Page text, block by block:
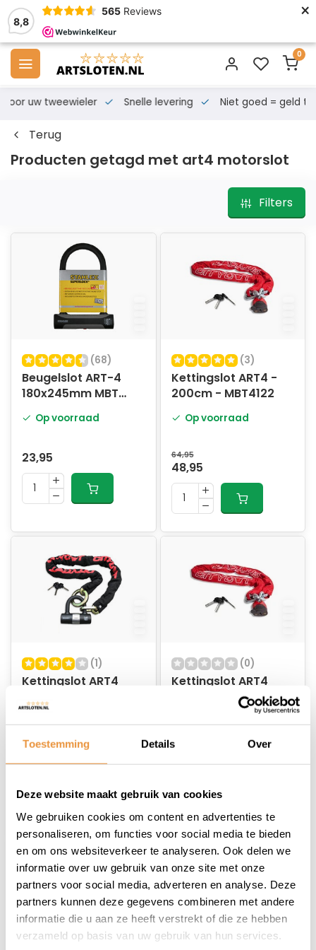
Toestemming Details Over
Deze website maakt gebruik van cookies
We gebruiken cookies om content en advertenties te
personaliseren, om functies voor social media te bieden
en om ons websiteverkeer te analyseren. Ook delen we
informatie over uw gebruik van onze site met onze
partners voor social media, adverteren en analyse. Deze
partners kunnen deze gegevens combineren met andere
informatie die u aan ze heeft verstrekt of die ze hebben
verzameld op basis van uw gebruik van hun services.
8,8
565 Reviews ×
0
voor uw tweewieler Snelle levering Niet goed = geld
Terug
Producten getagd met art4 motorslot
Filters
(68)
Beugelslot ART-4
180x245mm MBT
Op voorraad
23,95
(3)
Kettingslot ART4 -
200cm - MBT4122
Op voorraad
64,95
48,95
(1)
Kettingslot ART4
MBT4190
Op voorraad
(0)
Kettingslot ART4
120cm MBT4122
Op voorraad